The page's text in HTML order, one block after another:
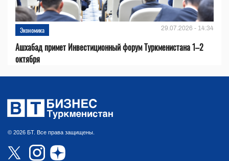
Экономика 29.07.2026 - 14:34
Ашхабад примет Инвестиционный форум Туркменистана 1–2
октября
© 2026 БТ. Все права защищены.